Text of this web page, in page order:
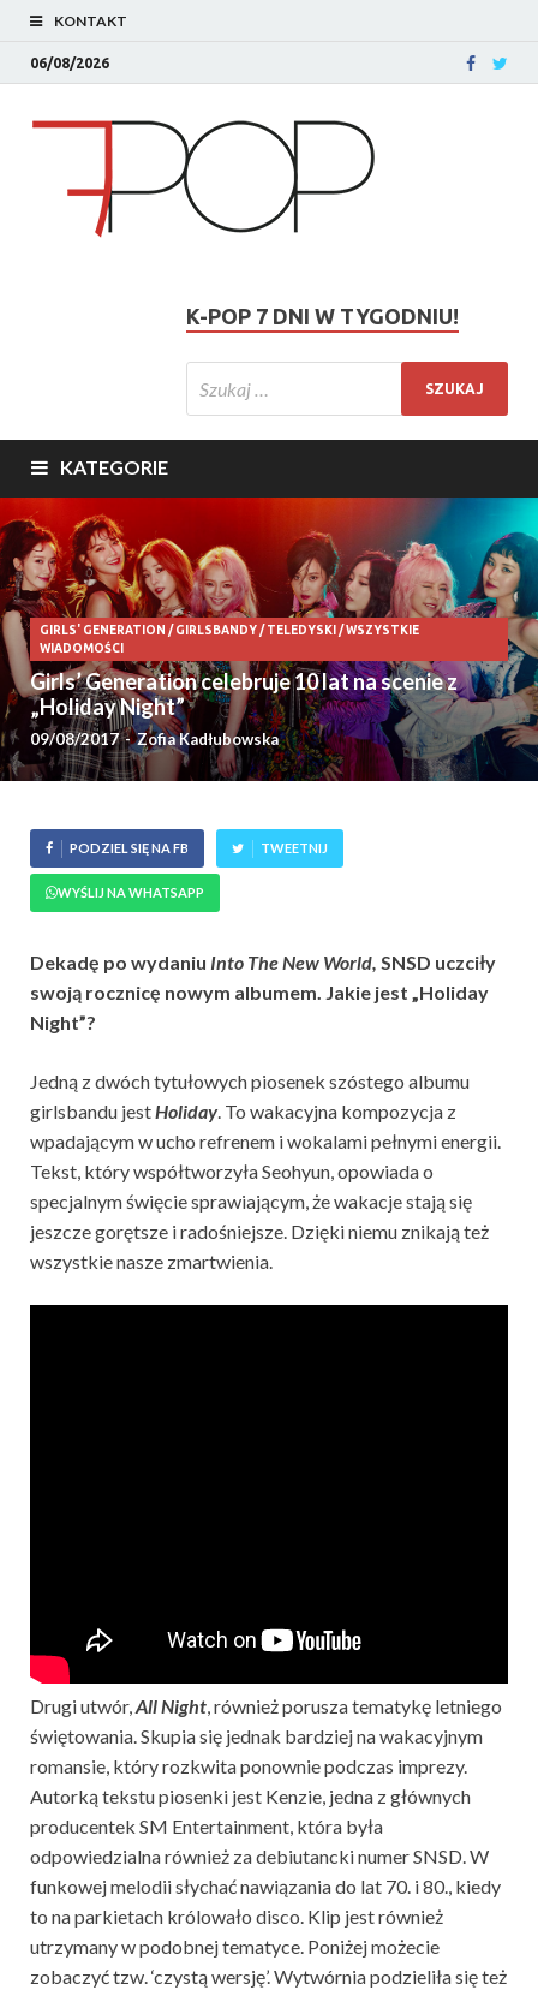
KONTAKT
06/08/2026
K-POP 7 DNI W TYGODNIU!
KATEGORIE
GIRLS' GENERATION /GIRLSBANDY/TELEDYSKI /WSZYSTKIE
WIADOMOŚCI
Girls’ Generation celebruje 10 lat na scenie z
„Holiday Night”
09/08/2017-Zofia Kadłubowska
PODZIEL SIĘ NA FB TWEETNIJ
WYŚLIJ NA WHATSAPP
Dekadę po wydaniu Into The New World, SNSD uczciły
swoją rocznicę nowym albumem. Jakie jest „Holiday
Night”?
Jedną z dwóch tytułowych piosenek szóstego albumu
girlsbandu jestHoliday. To wakacyjna kompozycja z
wpadającym w ucho refrenem i wokalami pełnymi energii.
Tekst, który współtworzyła Seohyun, opowiada o
specjalnym święcie sprawiającym, że wakacje stają się
jeszcze gorętsze i radośniejsze. Dzięki niemu znikają też
wszystkie nasze zmartwienia.
Drugi utwór,All Night, również porusza tematykę letniego
świętowania. Skupia się jednak bardziej na wakacyjnym
romansie, który rozkwita ponownie podczas imprezy.
Autorką tekstu piosenki jest Kenzie, jedna z głównych
producentek SM Entertainment, która była
odpowiedzialna również za debiutancki numer SNSD. W
funkowej melodii słychać nawiązania do lat 70. i 80., kiedy
to na parkietach królowało disco. Klip jest również
utrzymany w podobnej tematyce. Poniżej możecie
zobaczyć tzw. ‘czystą wersję’. Wytwórnia podzieliła się też